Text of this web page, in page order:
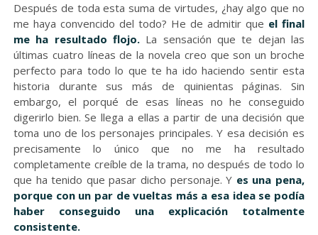
Después de toda esta suma de virtudes, ¿hay algo que no
me haya convencido del todo? He de admitir que el final
me ha resultado flojo.La sensación que te dejan las
últimas cuatro líneas de la novela creo que son un broche
perfecto para todo lo que te ha ido haciendo sentir esta
historia durante sus más de quinientas páginas. Sin
embargo, el porqué de esas líneas no he conseguido
digerirlo bien. Se llega a ellas a partir de una decisión que
toma uno de los personajes principales. Y esa decisión es
precisamente lo único que no me ha resultado
completamente creíble de la trama, no después de todo lo
que ha tenido que pasar dicho personaje. Y es una pena,
porque con un par de vueltas más a esa idease podía
haber conseguido una explicación totalmente
consistente.